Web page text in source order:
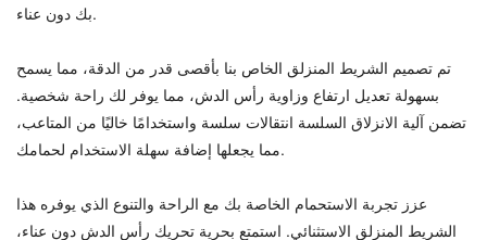
بك دون عناء.
تم تصميم الشريط المنزلق الخاص بنا بأقصى قدر من الدقة، مما يسمح
بسهولة تعديل ارتفاع وزاوية رأس الدش، مما يوفر لك راحة شخصية.
تضمن آلية الانزلاق السلسة انتقالات سلسة واستخدامًا خاليًا من المتاعب،
مما يجعلها إضافة سهلة الاستخدام لحمامك.
عزز تجربة الاستحمام الخاصة بك مع الراحة والتنوع الذي يوفره هذا
الشريط المنزلق الاستثنائي. استمتع بحرية تحريك رأس الدش دون عناء،